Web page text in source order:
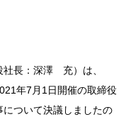
社長：深澤 充）は、
年7月1日開催の取締役
ついて決議しましたの